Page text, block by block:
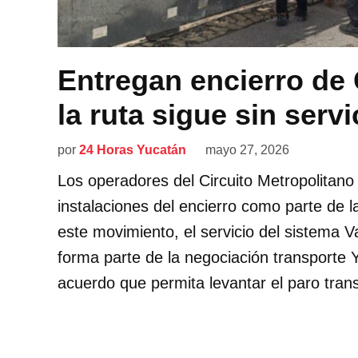
Entregan encierro
la ruta sigue sin
por 24 Horas Yucatán mayo 27, 2026
Los operadores del Circuito
instalaciones del encierro como parte de
este movimiento, el servicio del sistema
forma parte de la negociación transporte
acuerdo que permita levantar el paro